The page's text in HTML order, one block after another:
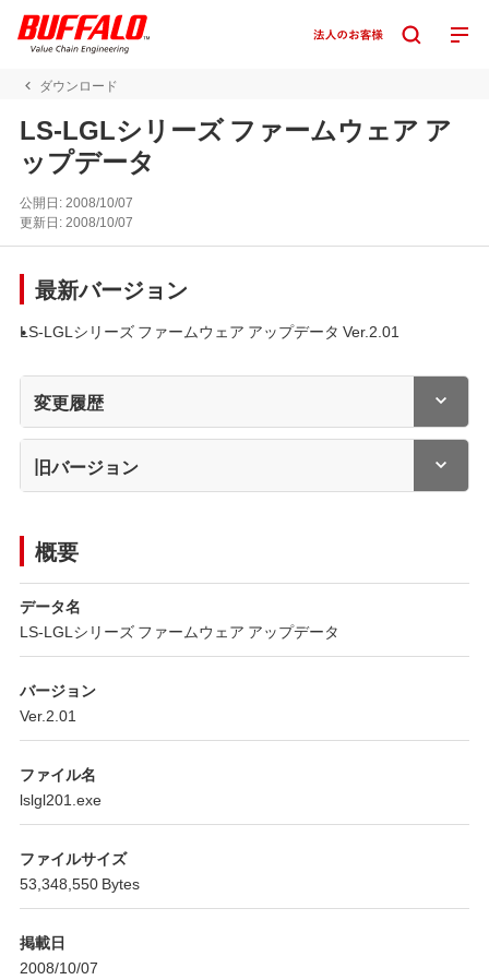
ダウンロード
LS-LGLシリーズ ファームウェア ア
ップデータ
公開日:2008/10/07
更新日:2008/10/07
最新バージョン
LS-LGLシリーズ ファームウェア アップデータ Ver.2.01
変更履歴
旧バージョン
概要
データ名
LS-LGLシリーズ ファームウェア アップデータ
バージョン
Ver.2.01
ファイル名
lslgl201.exe
ファイルサイズ
53,348,550 Bytes
掲載日
2008/10/07